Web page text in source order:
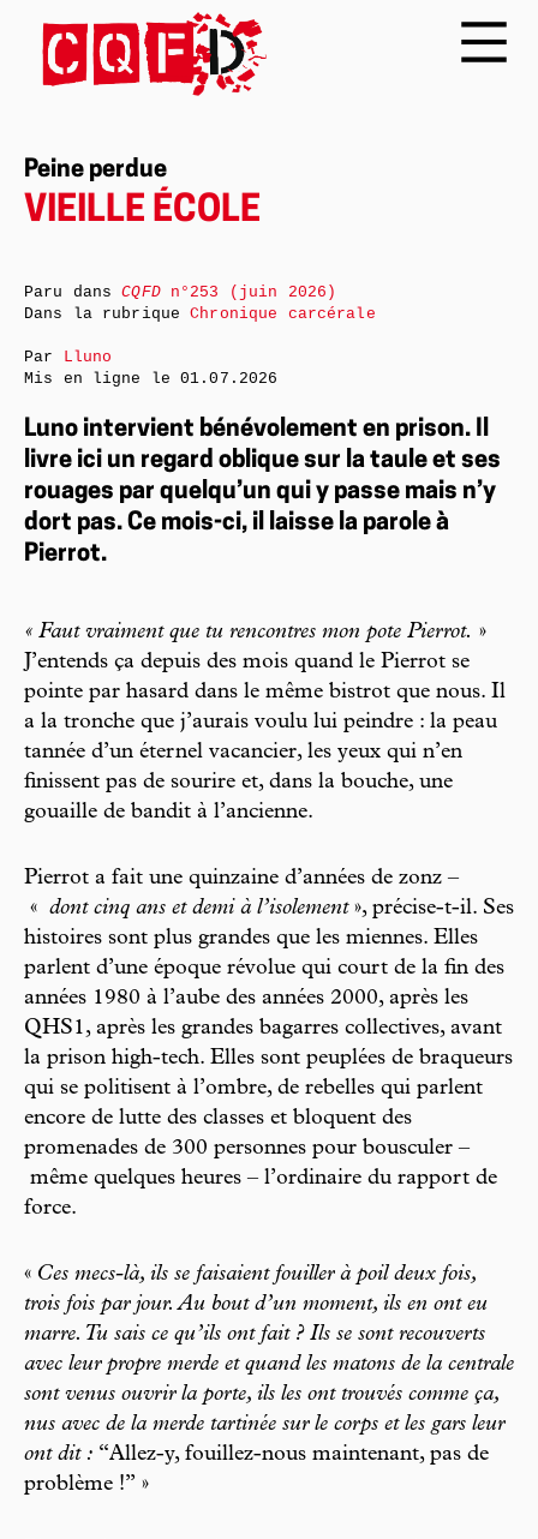
Peine perdue
VIEILLE ÉCOLE
Luno intervient bénévolement en prison. Il
livre ici un regard oblique sur la taule et ses
rouages par quelqu’un qui y passe mais n’y
dort pas. Ce mois-ci, il laisse la parole à
Pierrot.
« Faut vraiment que tu rencontres mon pote Pierrot. »
J’entends ça depuis des mois quand le Pierrot se
pointe par hasard dans le même bistrot que nous. Il
a la tronche que j’aurais voulu lui peindre : la peau
tannée d’un éternel vacancier, les yeux qui n’en
finissent pas de sourire et, dans la bouche, une
gouaille de bandit à l’ancienne.
Pierrot a fait une quinzaine d’années de zonz –
« dont cinq ans et demi à l’isolement», précise-t-il. Ses
histoires sont plus grandes que les miennes. Elles
parlent d’une époque révolue qui court de la fin des
années 1980 à l’aube des années 2000, après les
QHS1, après les grandes bagarres collectives, avant
la prison high-tech. Elles sont peuplées de braqueurs
qui se politisent à l’ombre, de rebelles qui parlent
encore de lutte des classes et bloquent des
promenades de 300 personnes pour bousculer –
même quelques heures – l’ordinaire du rapport de
force.
« Ces mecs-là, ils se faisaient fouiller à poil deux fois,
trois fois par jour. Au bout d’un moment, ils en ont eu
marre. Tu sais ce qu’ils ont fait ? Ils se sont recouverts
avec leur propre merde et quand les matons de la centrale
sont venus ouvrir la porte, ils les ont trouvés comme ça,
nus avec de la merde tartinée sur le corps et les gars leur
ont dit : “Allez-y, fouillez-nous maintenant, pas de
problème !” »
Paru dansCQFDn°253 (juin 2026)
Dans la rubriqueChronique carcérale
Par Lluno
Mis en ligne le01.07.2026